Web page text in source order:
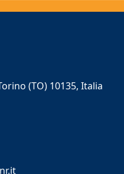
(TO) 10135, Italia